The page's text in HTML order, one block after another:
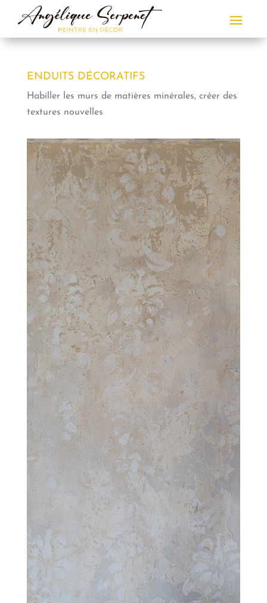
ENDUITS DÉCORATIFS
Habiller les murs de matières minérales, créer des
textures nouvelles